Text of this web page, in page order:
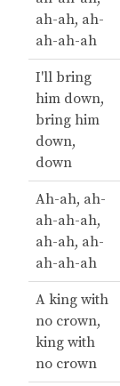
ah-ah, ah-
ah-ah-ah
I'll bring
him down,
bring him
down,
down
Ah-ah, ah-
ah-ah-ah,
ah-ah, ah-
ah-ah-ah
A king with
no crown,
king with
no crown